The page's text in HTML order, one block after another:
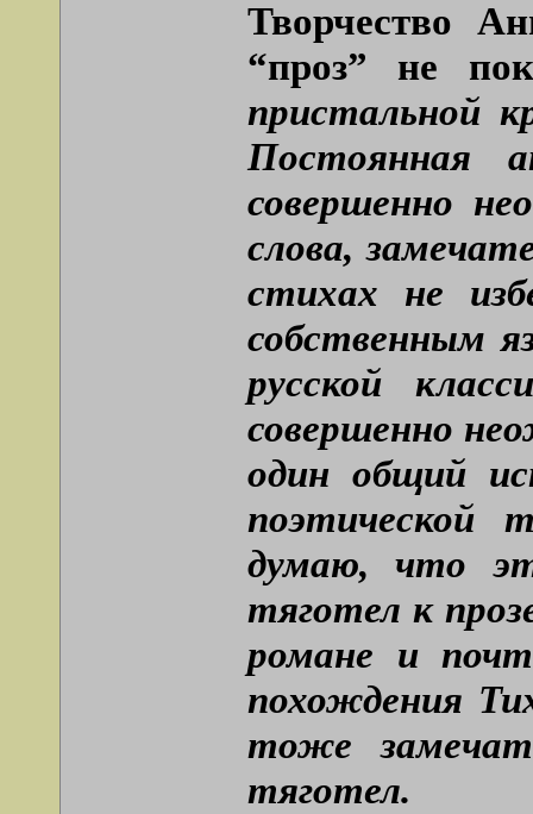
Творчество
“проз” не
пристальной
Постоянная
совершенно
слова,
стихах не
собственным
русской
совершенно
один общий
поэтической
думаю, что
тяготел к
романе и
похождения
тоже
тяготел.